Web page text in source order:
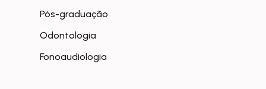
Pós-graduação
Odontologia
Fonoaudiologia